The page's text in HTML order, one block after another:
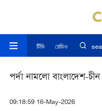
টিভি রেডিও
পর্দা নামলো বাংলাদেশ-
09:18:59 16-May-2026